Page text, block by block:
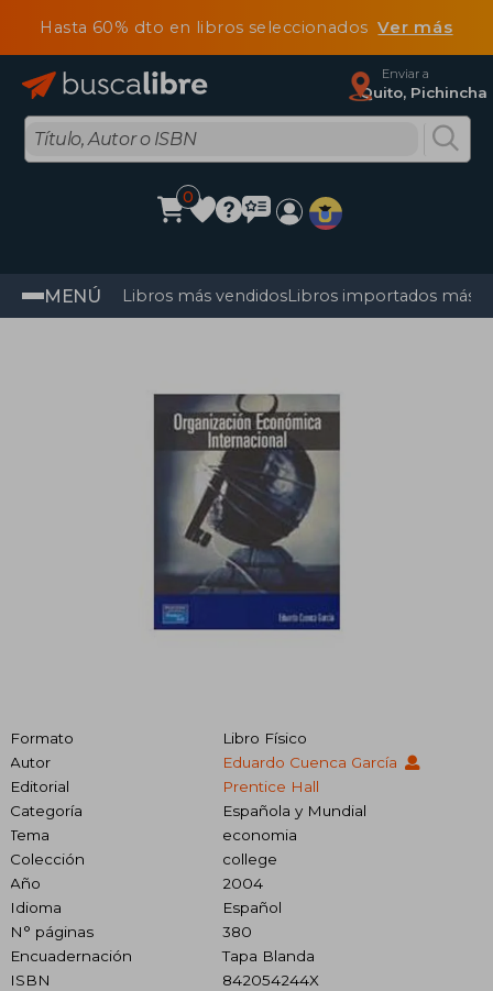
Hasta 60% dto en libros seleccionadosVer más
Enviar a
Quito, Pichincha
0
MENÚ Libros más vendidosLibros importados más
Formato
Libro Físico
Autor
Eduardo Cuenca García
Editorial
Prentice Hall
Categoría
Española y Mundial
Tema
economia
Colección
college
Año
2004
Idioma
Español
N° páginas
380
Encuadernación
Tapa Blanda
ISBN
842054244X